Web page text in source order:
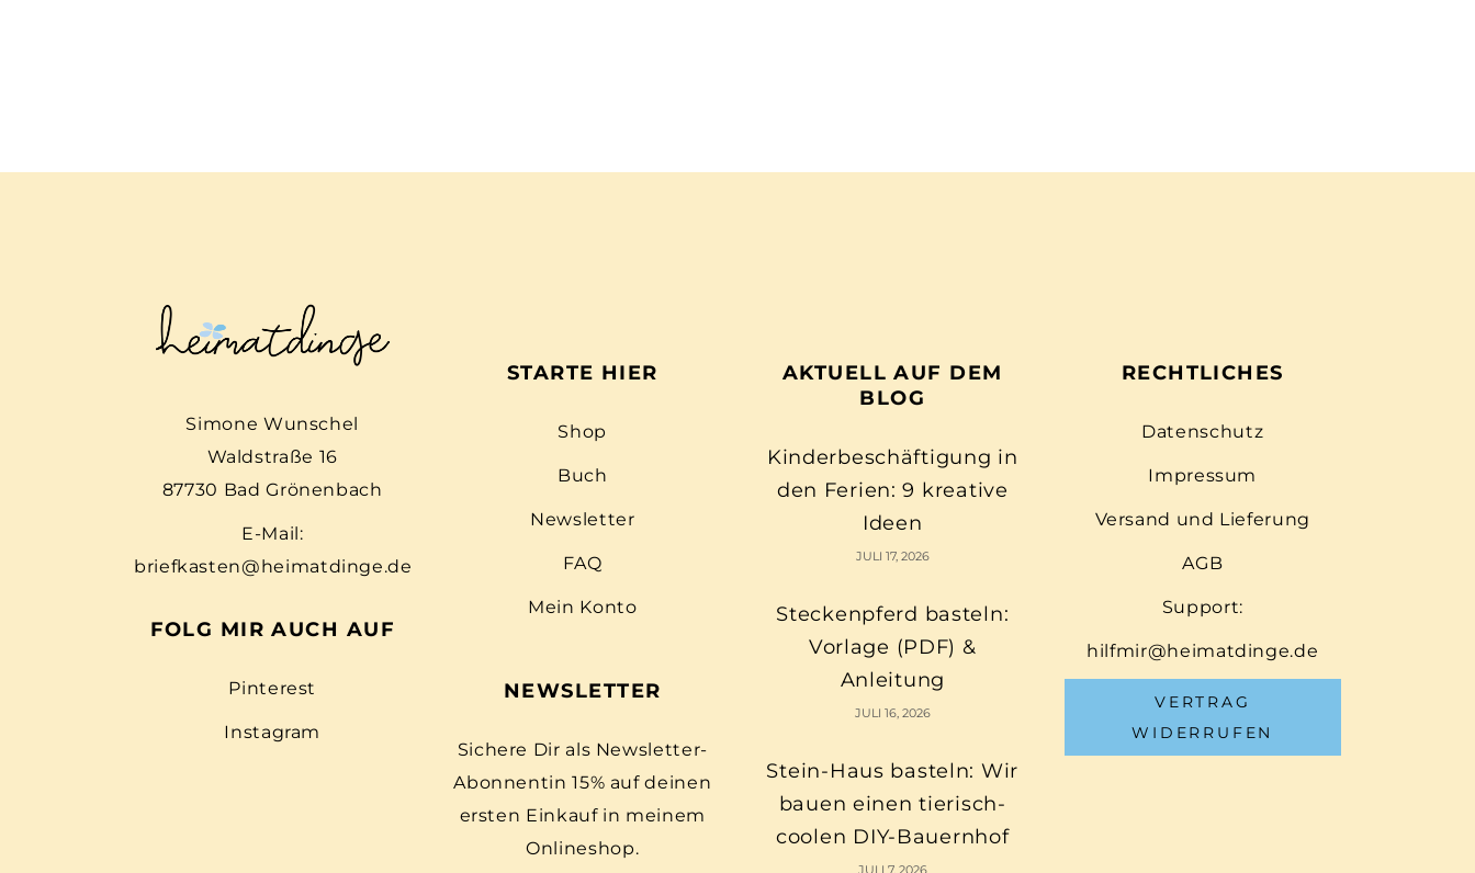
Simone Wunschel
Waldstraße 16
87730 Bad Grönenbach
E-Mail:
briefkasten@heimatdinge.de
FOLG MIR AUCH AUF
Pinterest
Instagram
STARTE HIER
Shop
Buch
Newsletter
FAQ
Mein Konto
NEWSLETTER
Sichere Dir als Newsletter-
Abonnentin 15% auf deinen
ersten Einkauf in meinem
Onlineshop.
AKTUELL AUF DEM
BLOG
Kinderbeschäftigung in
den Ferien: 9 kreative
Ideen
JULI 17, 2026
Steckenpferd basteln:
Vorlage (PDF) &
Anleitung
JULI 16, 2026
Stein-Haus basteln: Wir
bauen einen tierisch-
coolen DIY-Bauernhof
JULI 7, 2026
RECHTLICHES
Datenschutz
Impressum
Versand und Lieferung
AGB
Support:
hilfmir@heimatdinge.de
VERTRAG
WIDERRUFEN